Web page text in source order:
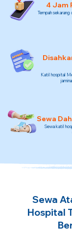
4 Jam
Tempah
Katil hospital
Sewa
Sewa katil
Sewa
Hospital